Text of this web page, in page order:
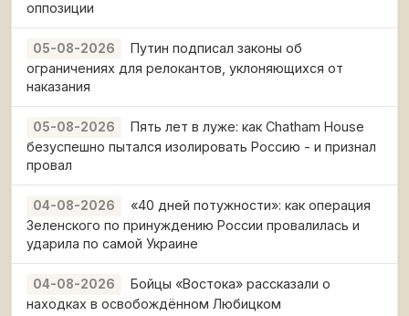
оппозиции
05-08-2026
Путин подписал законы об
ограничениях для релокантов, уклоняющихся от
наказания
05-08-2026
Пять лет в луже: как Chatham House
безуспешно пытался изолировать Россию - и признал
провал
04-08-2026
«40 дней потужности»: как операция
Зеленского по принуждению России провалилась и
ударила по самой Украине
04-08-2026
Бойцы «Востока» рассказали о
находках в освобождённом Любицком